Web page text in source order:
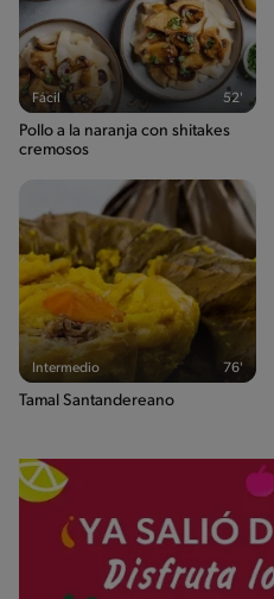
Fácil 52'
Pollo a la naranja con shitakes
cremosos
Intermedio 76'
Tamal Santandereano